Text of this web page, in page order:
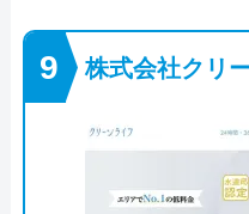
株式会社クリ